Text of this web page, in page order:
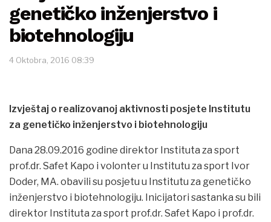
genetičko inženjerstvo i
biotehnologiju
4 Oktobra, 2016 08:39
Izvještaj o realizovanoj aktivnosti posjete Institutu
za genetičko inženjerstvo i biotehnologiju
Dana 28.09.2016 godine direktor Instituta za sport
prof.dr. Safet Kapo i volonter u Institutu za sport Ivor
Doder, MA. obavili su posjetu u Institutu za genetičko
inženjerstvo i biotehnologiju. Inicijatori sastanka su bili
direktor Instituta za sport prof.dr. Safet Kapo i prof.dr.